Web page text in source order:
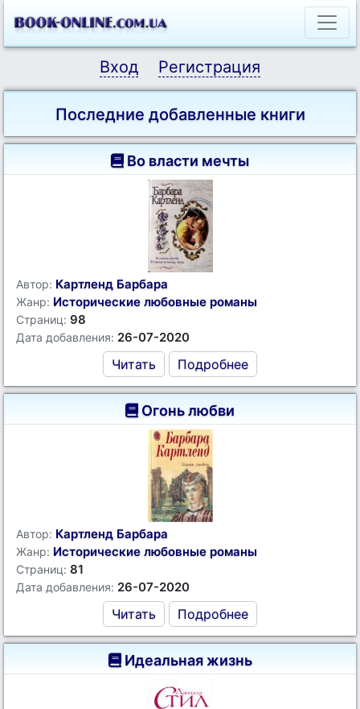
Вход Регистрация
Последние добавленные книги
Во власти мечты
Автор: Картленд Барбара
Жанр: Исторические любовные романы
Страниц: 98
Дата добавления: 26-07-2020
Читать Подробнее
Огонь любви
Автор: Картленд Барбара
Жанр: Исторические любовные романы
Страниц: 81
Дата добавления: 26-07-2020
Читать Подробнее
Идеальная жизнь